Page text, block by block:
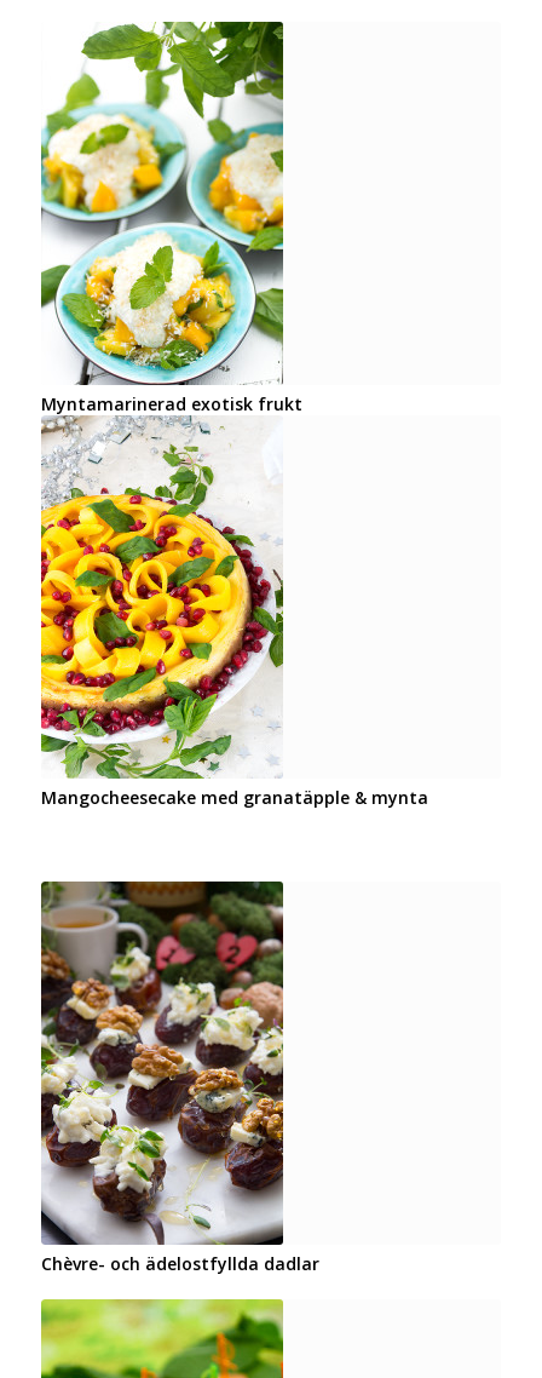
Myntamarinerad exotisk frukt
Mangocheesecake med granatäpple & mynta
Chèvre- och ädelostfyllda dadlar